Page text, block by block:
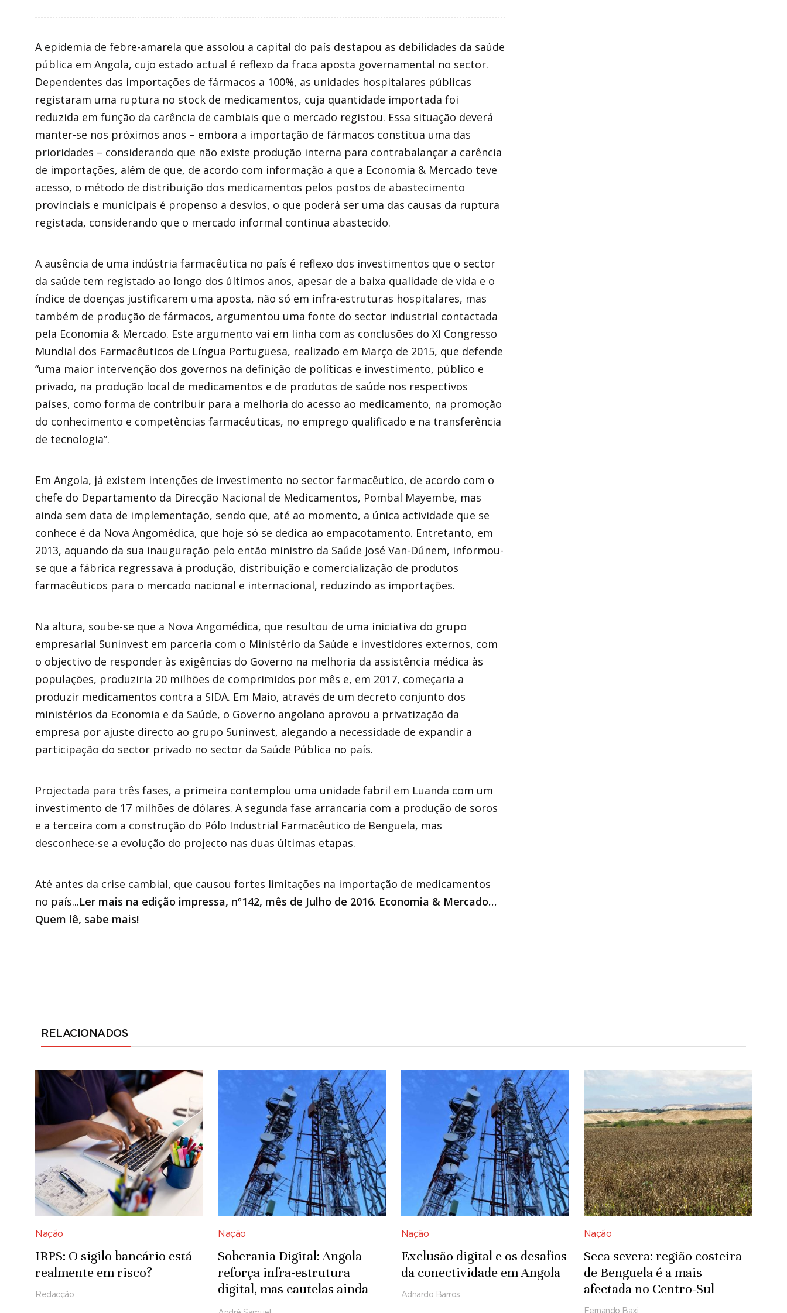
A epidemia de febre-amarela que assolou a capital do país destapou as debilidades da saúde
pública em Angola, cujo estado actual é reflexo da fraca aposta governamental no sector.
Dependentes das importações de fármacos a 100%, as unidades hospitalares públicas
registaram uma ruptura no stock de medicamentos, cuja quantidade importada foi
reduzida em função da carência de cambiais que o mercado registou. Essa situação deverá
manter-se nos próximos anos – embora a importação de fármacos constitua uma das
prioridades – considerando que não existe produção interna para contrabalançar a carência
de importações, além de que, de acordo com informação a que a Economia & Mercado teve
acesso, o método de distribuição dos medicamentos pelos postos de abastecimento
provinciais e municipais é propenso a desvios, o que poderá ser uma das causas da ruptura
registada, considerando que o mercado informal continua abastecido.
A ausência de uma indústria farmacêutica no país é reflexo dos investimentos que o sector
da saúde tem registado ao longo dos últimos anos, apesar de a baixa qualidade de vida e o
índice de doenças justificarem uma aposta, não só em infra-estruturas hospitalares, mas
também de produção de fármacos, argumentou uma fonte do sector industrial contactada
pela Economia & Mercado. Este argumento vai em linha com as conclusões do XI Congresso
Mundial dos Farmacêuticos de Língua Portuguesa, realizado em Março de 2015, que defende
“uma maior intervenção dos governos na definição de políticas e investimento, público e
privado, na produção local de medicamentos e de produtos de saúde nos respectivos
países, como forma de contribuir para a melhoria do acesso ao medicamento, na promoção
do conhecimento e competências farmacêuticas, no emprego qualificado e na transferência
de tecnologia”.
Em Angola, já existem intenções de investimento no sector farmacêutico, de acordo com o
chefe do Departamento da Direcção Nacional de Medicamentos, Pombal Mayembe, mas
ainda sem data de implementação, sendo que, até ao momento, a única actividade que se
conhece é da Nova Angomédica, que hoje só se dedica ao empacotamento. Entretanto, em
2013, aquando da sua inauguração pelo então ministro da Saúde José Van-Dúnem, informou-
se que a fábrica regressava à produção, distribuição e comercialização de produtos
farmacêuticos para o mercado nacional e internacional, reduzindo as importações.
Na altura, soube-se que a Nova Angomédica, que resultou de uma iniciativa do grupo
empresarial Suninvest em parceria com o Ministério da Saúde e investidores externos, com
o objectivo de responder às exigências do Governo na melhoria da assistência médica às
populações, produziria 20 milhões de comprimidos por mês e, em 2017, começaria a
produzir medicamentos contra a SIDA. Em Maio, através de um decreto conjunto dos
ministérios da Economia e da Saúde, o Governo angolano aprovou a privatização da
empresa por ajuste directo ao grupo Suninvest, alegando a necessidade de expandir a
participação do sector privado no sector da Saúde Pública no país.
Projectada para três fases, a primeira contemplou uma unidade fabril em Luanda com um
investimento de 17 milhões de dólares. A segunda fase arrancaria com a produção de soros
e a terceira com a construção do Pólo Industrial Farmacêutico de Benguela, mas
desconhece-se a evolução do projecto nas duas últimas etapas.
Até antes da crise cambial, que causou fortes limitações na importação de medicamentos
no país...Ler mais na edição impressa, nº142, mês de Julho de 2016. Economia & Mercado…
Quem lê, sabe mais!
RELACIONADOS
Nação
IRPS: O sigilo bancário está
realmente em risco?
Redacção
Nação
Soberania Digital: Angola
reforça infra-estrutura
digital, mas cautelas ainda
persistem
Nação
Exclusão digital e os desafios
da conectividade em Angola
Adnardo Barros
Nação
Seca severa: região costeira
de Benguela é a mais
afectada no Centro-Sul
Fernando Baxi